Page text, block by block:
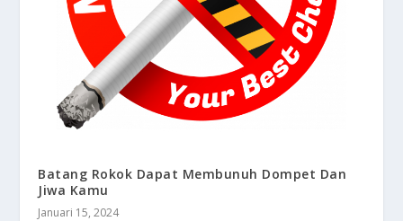
Batang Rokok Dapat Membunuh Dompet Dan
Jiwa Kamu
Januari 15, 2024